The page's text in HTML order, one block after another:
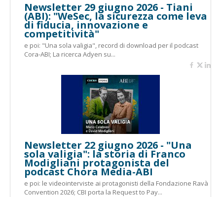
Newsletter 29 giugno 2026 - Tiani
(ABI): "WeSec, la sicurezza come leva
di fiducia, innovazione e
competitività"
e poi: "Una sola valigia", record di download per il podcast
Cora-ABI; La ricerca Adyen su...
Newsletter 22 giugno 2026 - "Una
sola valigia": la storia di Franco
Modigliani protagonista del
podcast Chora Media-ABI
e poi: le videointerviste ai protagonisti della Fondazione Ravà
Convention 2026; CBI porta la Request to Pay...